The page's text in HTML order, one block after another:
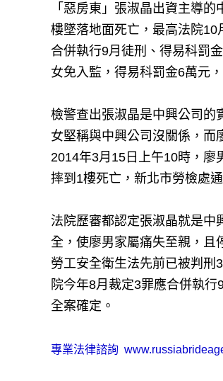
「惡房東」張淑晶出資主導
樓墜落地面死亡，最高法院10
合併執行9月徒刑、得易科罰
女免入監，得易科罰金6萬元
檢警查出張淑晶是中興公司的
女堅稱與中興公司沒關係，而
2014年3月15日上午10時，廖
摔到1樓死亡，新北市勞檢處
法院歷審都認定張淑晶就是中
全，使廖男家屬痛失至親，且
勞工安全衛生法先前已被判刑
院今年8月裁定3罪應合併執
全案確定。
專業法律諮詢